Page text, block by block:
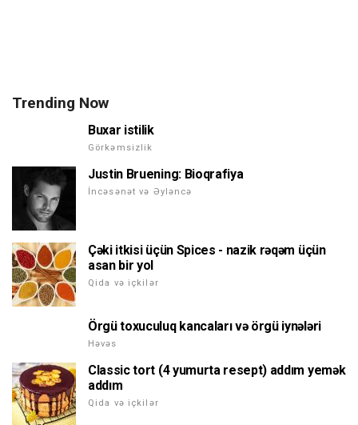
Trending Now
Buxar istilik
Görkəmsizlik
Justin Bruening: Bioqrafiya
İncəsənət və Əyləncə
Çəki itkisi üçün Spices - nazik rəqəm üçün
asan bir yol
Qida və içkilər
Örgü toxuculuq kancaları və örgü iynələri
Həvəs
Classic tort (4 yumurta resept) addım yemək
addım
Qida və içkilər